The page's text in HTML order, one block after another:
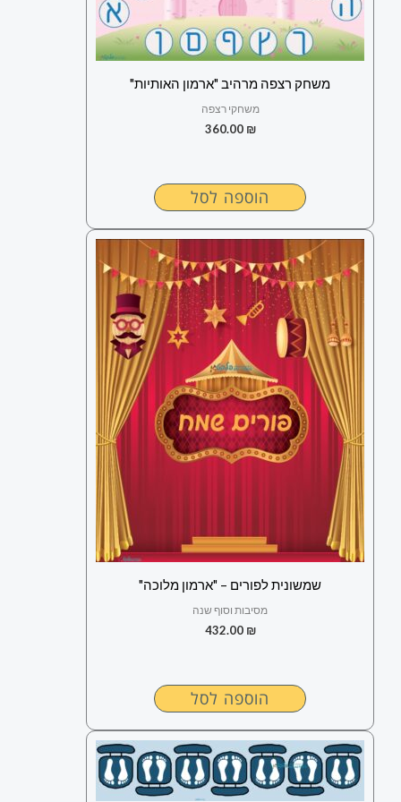
משחק רצפה מרהיב "ארמון האותיות"
משחקי רצפה
360.00 ₪
הוספה לסל
שמשונית לפורים – "ארמון מלוכה"
מסיבות וסוף שנה
432.00 ₪
הוספה לסל